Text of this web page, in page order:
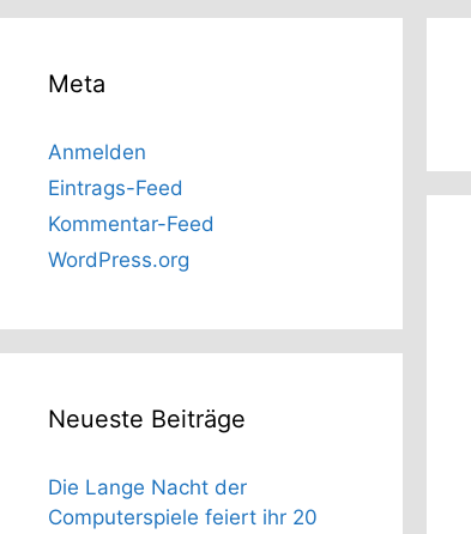
Meta
Anmelden
Eintrags-Feed
Kommentar-Feed
WordPress.org
Neueste Beiträge
Die Lange Nacht der
Computerspiele feiert ihr 20